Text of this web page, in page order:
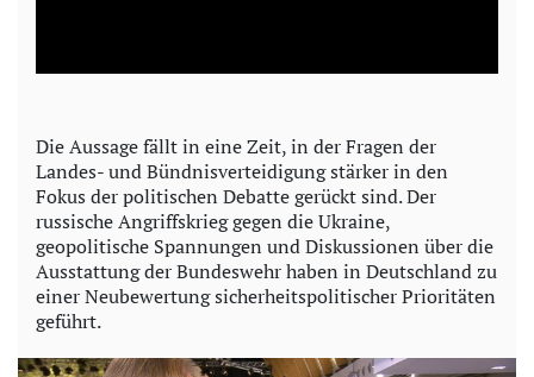
a
y
V
i
d
Die Aussage fällt in eine Zeit, in der Fragen der
Landes- und Bündnisverteidigung stärker in den
Fokus der politischen Debatte gerückt sind. Der
russische Angriffskrieg gegen die Ukraine,
geopolitische Spannungen und Diskussionen über die
Ausstattung der Bundeswehr haben in Deutschland zu
einer Neubewertung sicherheitspolitischer Prioritäten
geführt.